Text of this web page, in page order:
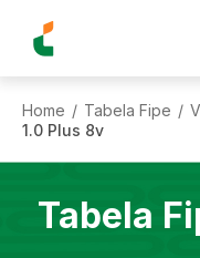
Home / Tabela Fipe /
1.0 Plus 8v
Tabela